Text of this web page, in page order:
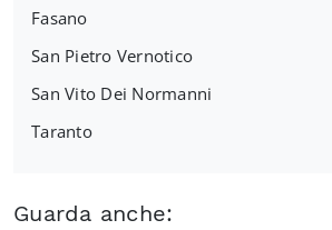
Fasano
San Pietro Vernotico
San Vito Dei Normanni
Taranto
Guarda anche: